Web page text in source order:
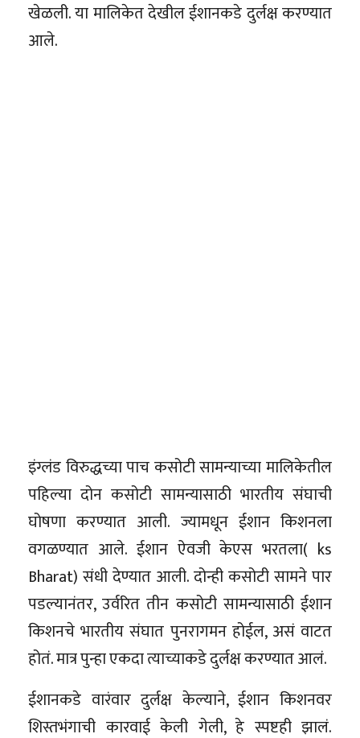
खेळली. या मालिकेत देखील ईशानकडे दुर्लक्ष करण्यात
आले.
इंग्लंड विरुद्धच्या पाच कसोटी सामन्याच्या मालिकेतील
पहिल्या दोन कसोटी सामन्यासाठी भारतीय संघाची
घोषणा करण्यात आली. ज्यामधून ईशान किशनला
वगळण्यात आले. ईशान ऐवजी केएस भरतला( ks
Bharat) संधी देण्यात आली. दोन्ही कसोटी सामने पार
पडल्यानंतर, उर्वरित तीन कसोटी सामन्यासाठी ईशान
किशनचे भारतीय संघात पुनरागमन होईल, असं वाटत
होतं. मात्र पुन्हा एकदा त्याच्याकडे दुर्लक्ष करण्यात आलं.
ईशानकडे वारंवार दुर्लक्ष केल्याने, ईशान किशनवर
शिस्तभंगाची कारवाई केली गेली, हे स्पष्टही झालं.